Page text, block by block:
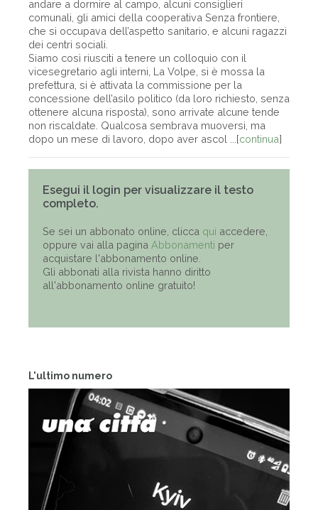
L'ultimo numero
andare a dormire al campo, alcuni consiglieri
comunali, gli amici della cooperativa Senza frontiere,
che si occupava dell’aspetto sanitario, e alcuni ragazzi
dei centri sociali.
Siamo così riusciti a tenere un colloquio con il
vicesegretario agli interni, La Volpe, si è mossa la
prefettura, si è attivata la commissione per la
concessione dell’asilo politico (da loro richiesto, senza
ottenere alcuna risposta), sono arrivate alcune tende
non riscaldate. Qualcosa sembrava muoversi, ma
dopo un mese di lavoro, dopo aver ascol ...[continua]
Esegui il login per visualizzare il testo
completo.
Se sei un abbonato online, clicca qui accedere,
oppure vai alla pagina Abbonamenti per
acquistare l'abbonamento online.
Gli abbonati alla rivista hanno diritto
all'abbonamento online gratuito!